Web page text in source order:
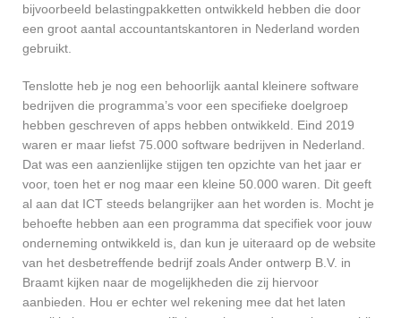
bijvoorbeeld belastingpakketten ontwikkeld hebben die door
een groot aantal accountantskantoren in Nederland worden
gebruikt.
Tenslotte heb je nog een behoorlijk aantal kleinere software
bedrijven die programma’s voor een specifieke doelgroep
hebben geschreven of apps hebben ontwikkeld. Eind 2019
waren er maar liefst 75.000 software bedrijven in Nederland.
Dat was een aanzienlijke stijgen ten opzichte van het jaar er
voor, toen het er nog maar een kleine 50.000 waren. Dit geeft
al aan dat ICT steeds belangrijker aan het worden is. Mocht je
behoefte hebben aan een programma dat specifiek voor jouw
onderneming ontwikkeld is, dan kun je uiteraard op de website
van het desbetreffende bedrijf zoals Ander ontwerp B.V. in
Braamt kijken naar de mogelijkheden die zij hiervoor
aanbieden. Hou er echter wel rekening mee dat het laten